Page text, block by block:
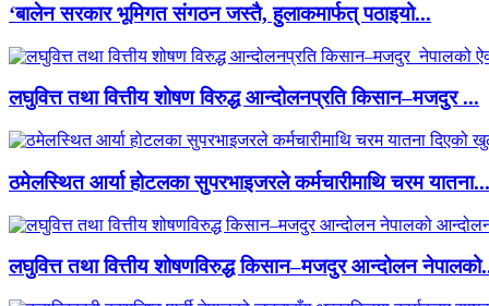
‘बालेन सरकार भूमिगत संगठन जस्तै, हुलाकमार्फत् पठाइयो...
लघुवित्त तथा वित्तीय शोषण विरुद्ध आन्दोलनप्रति किसान–मजदुर ...
ठमेलस्थित आर्या होटलका सुपरभाइजरले कर्मचारीमाथि चरम यातना...
लघुवित्त तथा वित्तीय शोषणविरुद्ध किसान–मजदुर आन्दोलन